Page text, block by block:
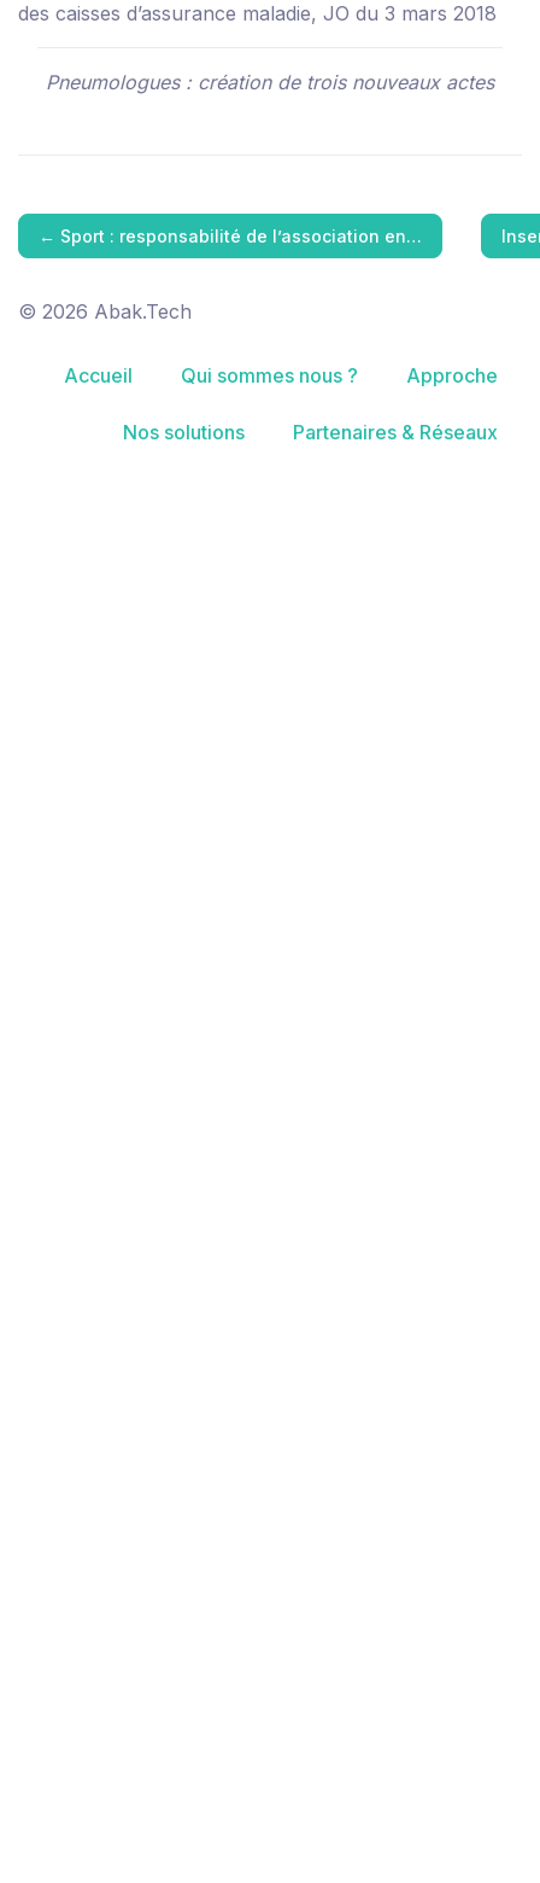
des caisses d’assurance maladie, JO du 3 mars 2018
Pneumologues : création de trois nouveaux actes
← Sport : responsabilité de l’association en…
© 2026 Abak.Tech
Accueil Qui sommes nous ? Approche
Nos solutions Partenaires & Réseaux